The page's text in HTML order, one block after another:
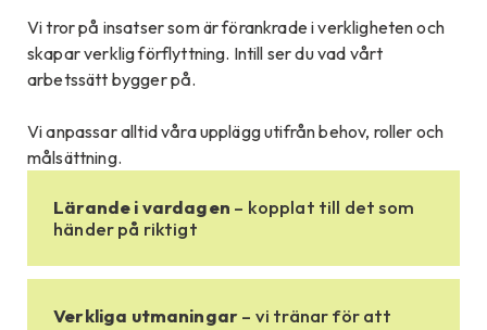
Vi tror på insatser som är förankrade i verkligheten och
skapar verklig förflyttning. Intill ser du vad vårt
arbetssätt bygger på.
Vi anpassar alltid våra upplägg utifrån behov, roller och
målsättning.
Lärande i vardagen – kopplat till det som
händer på riktigt
Verkliga utmaningar– vi tränar för att